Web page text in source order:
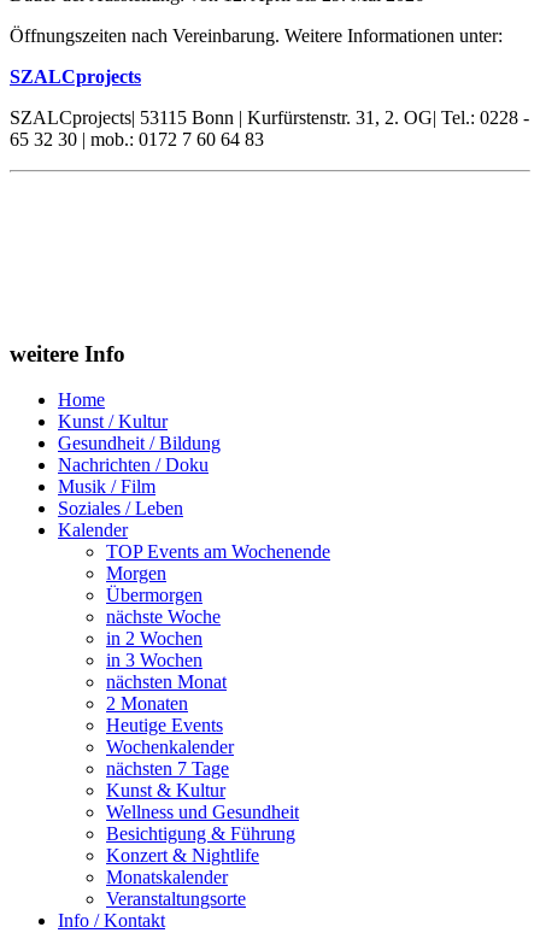
Öffnungszeiten nach Vereinbarung. Weitere Informationen unter:
SZALCprojects
SZALCprojects| 53115 Bonn | Kurfürstenstr. 31, 2. OG| Tel.: 0228 -
65 32 30 | mob.: 0172 7 60 64 83
weitere Info
Home
Kunst / Kultur
Gesundheit / Bildung
Nachrichten / Doku
Musik / Film
Soziales / Leben
Kalender
TOP Events am Wochenende
Morgen
Übermorgen
nächste Woche
in 2 Wochen
in 3 Wochen
nächsten Monat
2 Monaten
Heutige Events
Wochenkalender
nächsten 7 Tage
Kunst & Kultur
Wellness und Gesundheit
Besichtigung & Führung
Konzert & Nightlife
Monatskalender
Veranstaltungsorte
Info / Kontakt